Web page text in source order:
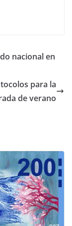
nacional en
para la
de verano